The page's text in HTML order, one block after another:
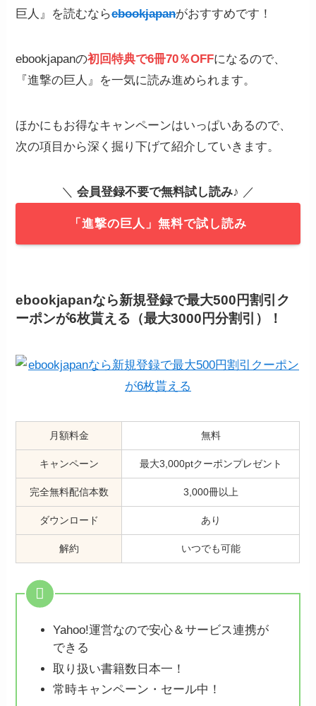
巨人』を読むならebookjapanがおすすめです！
ebookjapanの初回特典で6冊70％OFFになるので、
『進撃の巨人』を一気に読み進められます。
ほかにもお得なキャンペーンはいっぱいあるので、
次の項目から深く掘り下げて紹介していきます。
＼ 会員登録不要で無料試し読み♪ ／
「進撃の巨人」無料で試し読み
ebookjapanなら新規登録で最大500円割引ク
ーポンが6枚貰える（最大3000円分割引）！
月額料金 無料
キャンペーン 最大3,000ptクーポンプレゼント
完全無料配信本数 3,000冊以上
ダウンロード あり
解約 いつでも可能
Yahoo!運営なので安心＆サービス連携が
できる
取り扱い書籍数日本一！
常時キャンペーン・セール中！